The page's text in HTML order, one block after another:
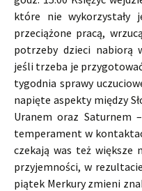
które nie wykorzystały
przeciążone pracą,
potrzeby dzieci nabiorą
jeśli trzeba je
tygodnia sprawy
napięte aspekty między
Uranem oraz Saturnem
temperament w
czekają was też większe
przyjemności, w
piątek Merkury zmieni